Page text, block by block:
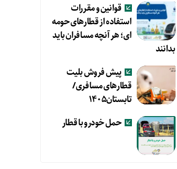
قوانین و مقررات
استفاده از قطارهای حومه
ای؛ هر آنچه مسافران باید
بدانند
پیش فروش بلیت
قطارهای مسافری/
تابستان۱۴۰۵
حمل خودرو با قطار